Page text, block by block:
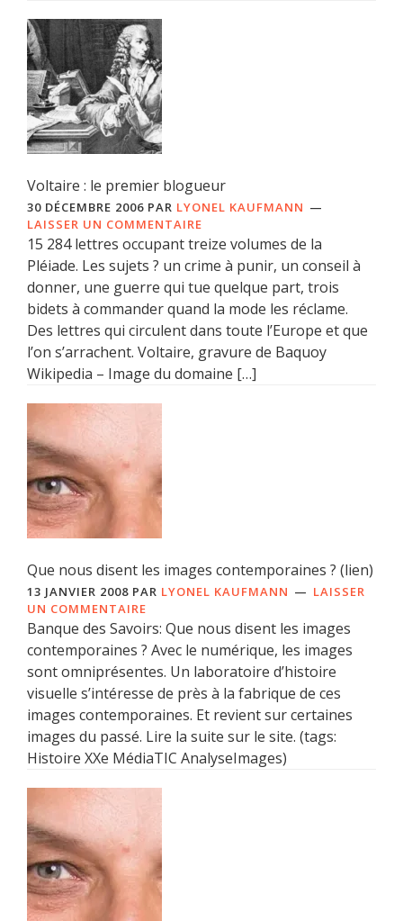
Voltaire : le premier blogueur
30 DÉCEMBRE 2006 PAR LYONEL KAUFMANN
LAISSER UN COMMENTAIRE
15 284 lettres occupant treize volumes de la
Pléiade. Les sujets ? un crime à punir, un conseil à
donner, une guerre qui tue quelque part, trois
bidets à commander quand la mode les réclame.
Des lettres qui circulent dans toute l’Europe et que
l’on s’arrachent. Voltaire, gravure de Baquoy
Wikipedia – Image du domaine […]
Que nous disent les images contemporaines ? (lien)
13 JANVIER 2008 PAR LYONEL KAUFMANN
LAISSER
UN COMMENTAIRE
Banque des Savoirs: Que nous disent les images
contemporaines ? Avec le numérique, les images
sont omniprésentes. Un laboratoire d’histoire
visuelle s’intéresse de près à la fabrique de ces
images contemporaines. Et revient sur certaines
images du passé. Lire la suite sur le site. (tags:
Histoire XXe MédiaTIC AnalyseImages)